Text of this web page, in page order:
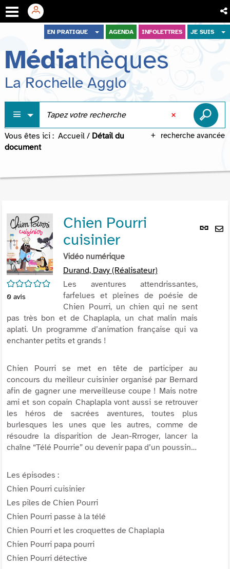
menu
contenu
recherche
EN PRATIQUE AGENDA INFOLETTRES JE SUIS
Médiathèques
La Rochelle Agglo
recherche avancée
Vous êtes ici : Accueil / Détail du
document
Lien
/5
0 avis
Chien Pourri
cuisinier
Vidéo numérique
Durand, Davy (Réalisateur)
Les aventures attendrissantes,
farfelues et pleines de poésie de
Chien Pourri, un chien qui ne sent
pas très bon et de Chaplapla, un chat malin mais
aplati. Un programme d’animation française qui va
enchanter petits et grands !
Chien Pourri se met en tête de participer au
concours du meilleur cuisinier organisé par Bernard
afin de gagner une merveilleuse coupe ! Mais notre
ami et son copain Chaplapla vont aussi se retrouver
les héros de sacrées aventures, toutes plus
burlesques les unes que les autres, comme de
résoudre la disparition de Jean-Rrroger, lancer la
chaîne “Télé Pourrie” ou devenir papa d’un poussin…
Les épisodes :
Chien Pourri cuisinier
Les piles de Chien Pourri
Chien Pourri passe à la télé
Chien Pourri et les croquettes de Chaplapla
Chien Pourri papa pourri
Chien Pourri détective